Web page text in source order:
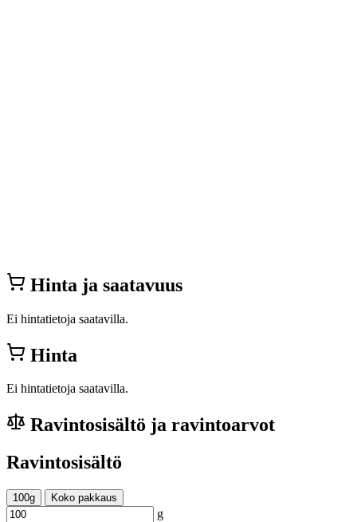
Hinta ja saatavuus
Ei hintatietoja saatavilla.
Hinta
Ei hintatietoja saatavilla.
Ravintosisältö ja ravintoarvot
Ravintosisältö
100g Koko pakkaus
g